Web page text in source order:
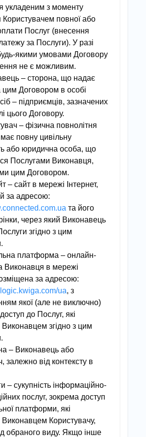
укладеним з моменту
Користувачем повної або
Послуг (внесення
за Послуги). У разі
якими умовами Договору
не є можливим.
– сторона, що надає
цим Договором в особі
– підприємців, зазначених
цього Договору.
– фізична повнолітня
повну цивільну
або юридична особа, що
Послугами Виконавця,
цим Договором.
– сайт в мережі Інтернет,
за адресою:
та його
через який Виконавець
згідно з цим
платформа – онлайн-
Виконавця в мережі
за адресою:
ua, з
якої (але не виключно)
до Послуг, які
згідно з цим
– Виконавець або
залежно від контексту в
– сукупність інформаційно-
послуг, зокрема доступ
платформи, які
Користувачу,
обраного виду. Якщо інше